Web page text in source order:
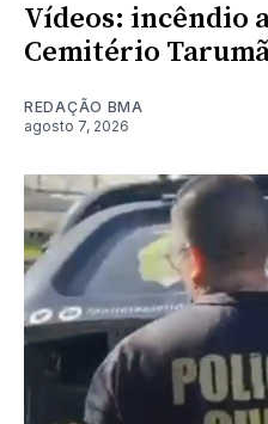
Vídeos: incêndio
Cemitério
REDAÇÃO BMA
agosto 7, 2026